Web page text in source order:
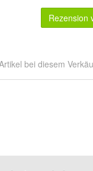
Rezension
bei diesem